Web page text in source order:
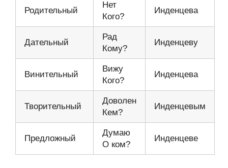
Родительный
Нет
Кого?
Инденцева
Дательный
Рад
Кому?
Инденцеву
Винительный
Вижу
Кого?
Инденцева
Творительный
Доволен
Кем?
Инденцевым
Предложный
Думаю
О ком?
Инденцеве